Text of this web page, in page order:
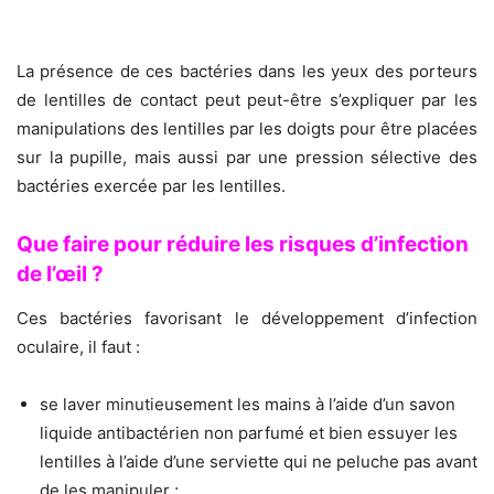
La présence de ces bactéries dans les yeux des porteurs
de lentilles de contact peut peut-être s’expliquer par les
manipulations des lentilles par les doigts pour être placées
sur la pupille, mais aussi par une pression sélective des
bactéries exercée par les lentilles.
Que faire pour réduire les risques d’infection
de l’œil ?
Ces bactéries favorisant le développement d’infection
oculaire, il faut :
se laver minutieusement les mains à l’aide d’un savon
liquide antibactérien non parfumé et bien essuyer les
lentilles à l’aide d’une serviette qui ne peluche pas avant